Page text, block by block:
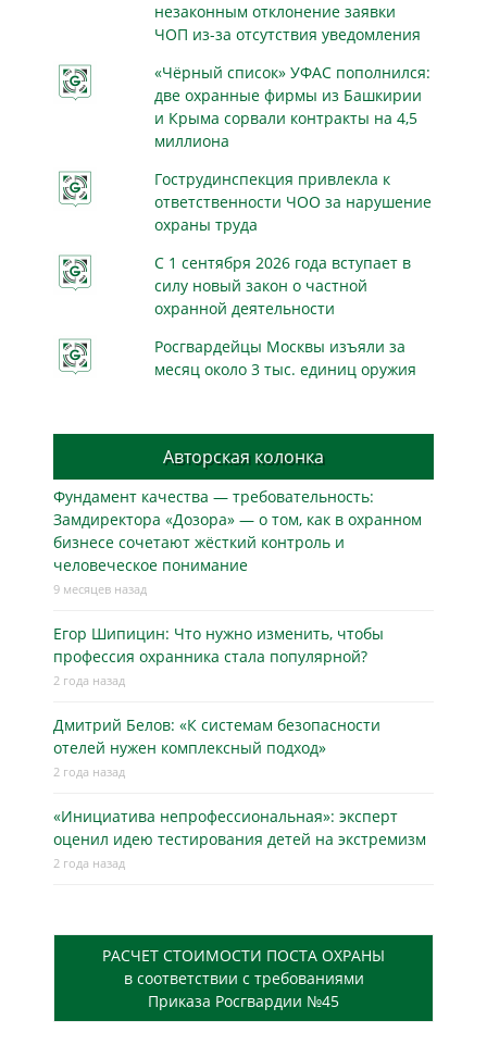
незаконным отклонение заявки
ЧОП из-за отсутствия уведомления
«Чёрный список» УФАС пополнился:
две охранные фирмы из Башкирии
и Крыма сорвали контракты на 4,5
миллиона
Гострудинспекция привлекла к
ответственности ЧОО за нарушение
охраны труда
С 1 сентября 2026 года вступает в
силу новый закон о частной
охранной деятельности
Росгвардейцы Москвы изъяли за
месяц около 3 тыс. единиц оружия
Авторская колонка
Фундамент качества — требовательность:
Замдиректора «Дозора» — о том, как в охранном
бизнесe сочетают жёсткий контроль и
человеческое понимание
9 месяцев назад
Егор Шипицин: Что нужно изменить, чтобы
профессия охранника стала популярной?
2 года назад
Дмитрий Белов: «К системам безопасности
отелей нужен комплексный подход»
2 года назад
«Инициатива непрофессиональная»: эксперт
оценил идею тестирования детей на экстремизм
2 года назад
РАСЧЕТ СТОИМОСТИ ПОСТА ОХРАНЫ
в соответствии с требованиями
Приказа Росгвардии №45